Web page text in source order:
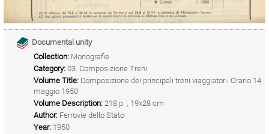
Documental unity
Collection: Monografie
Category: 03. Composizione Treni
Volume Title: Composizione dei principali treni viaggiatori. Orario 14
maggio 1950
Volume Description: 218 p. ; 19x28 cm
Author: Ferrovie dello Stato
Year: 1950